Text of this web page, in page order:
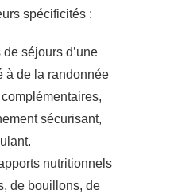
spécificités :
de séjours d’une
à de la randonnée
sécurisant,
nutritionnels
de bouillons, de